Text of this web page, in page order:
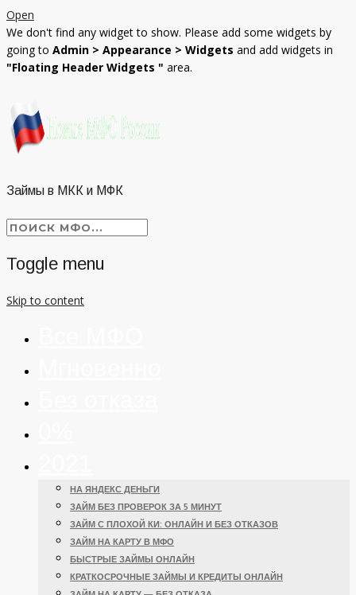
Open
We don't find any widget to show. Please add some widgets by
going to Admin > Appearance > Widgets and add widgets in
"Floating Header Widgets " area.
Займы в МКК и МФК
Toggle menu
Skip to content
НА ЯНДЕКС ДЕНЬГИ
ЗАЙМ БЕЗ ПРОВЕРОК ЗА 5 МИНУТ
ЗАЙМ С ПЛОХОЙ КИ: ОНЛАЙН И БЕЗ ОТКАЗОВ
ЗАЙМ НА КАРТУ В МФО
БЫСТРЫЕ ЗАЙМЫ ОНЛАЙН
КРАТКОСРОЧНЫЕ ЗАЙМЫ И КРЕДИТЫ ОНЛАЙН